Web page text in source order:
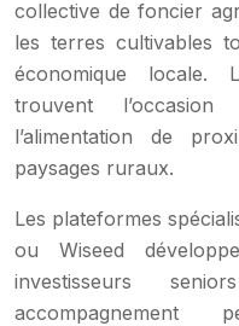
collective de foncier
les terres cultivables
économique locale.
trouvent
l’alimentation de
paysages ruraux.
Les plateformes
ou Wiseed
investisseurs
accompagnement